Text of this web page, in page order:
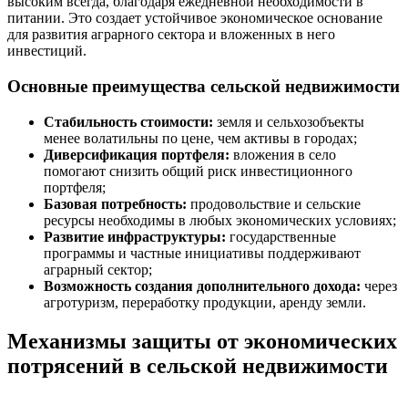
питании. Это создает устойчивое экономическое основание
для развития аграрного сектора и вложенных в него
инвестиций.
Основные преимущества сельской недвижимости
Стабильность стоимости: земля и сельхозобъекты
менее волатильны по цене, чем активы в городах;
Диверсификация портфеля: вложения в село
помогают снизить общий риск инвестиционного
портфеля;
Базовая потребность: продовольствие и сельские
ресурсы необходимы в любых экономических условиях;
Развитие инфраструктуры: государственные
программы и частные инициативы поддерживают
аграрный сектор;
Возможность создания дополнительного дохода: через
агротуризм, переработку продукции, аренду земли.
Механизмы защиты от экономических
потрясений в сельской недвижимости